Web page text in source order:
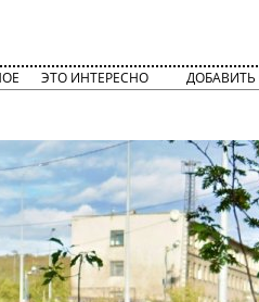
ЭТО ИНТЕРЕСНО